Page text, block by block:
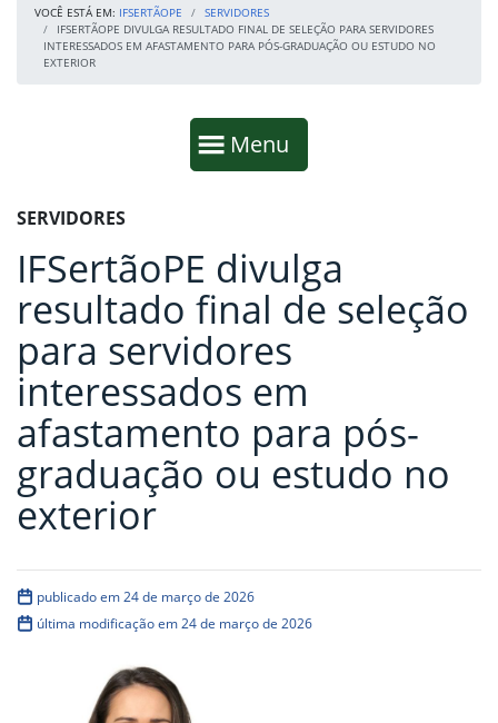
VOCÊ ESTÁ EM: IFSERTÃOPE
SERVIDORES
IFSERTÃOPE DIVULGA RESULTADO FINAL DE SELEÇÃO PARA SERVIDORES
INTERESSADOS EM AFASTAMENTO PARA PÓS-GRADUAÇÃO OU ESTUDO NO
EXTERIOR
Mostrar
Menu
Fim da navegação
Início do conteúdo
SERVIDORES
IFSertãoPE divulga
resultado final de seleção
para servidores
interessados em
afastamento para pós-
graduação ou estudo no
exterior
publicado em 24 de março de 2026
última modificação em 24 de março de 2026